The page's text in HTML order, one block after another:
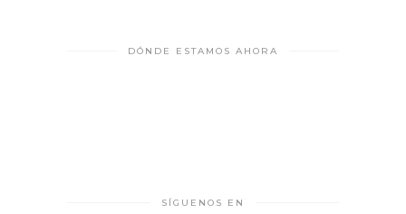
DÓNDE ESTAMOS AHORA
SÍGUENOS EN